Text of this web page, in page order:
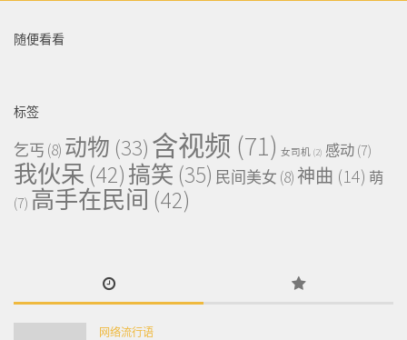
随便看看
标签
乞丐 (8) 动物 (33)含视频 (71) 女司机 (2) 感动 (7)
我伙呆 (42)搞笑 (35) 民间美女 (8) 神曲 (14) 萌
(7) 高手在民间 (42)
网络流行语